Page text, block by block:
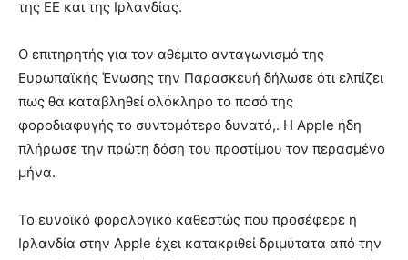
της ΕΕ και της Ιρλανδίας.
Ο επιτηρητής για τον αθέμιτο ανταγωνισμό της
Ευρωπαϊκής Ένωσης την Παρασκευή δήλωσε ότι ελπίζει
πως θα καταβληθεί ολόκληρο το ποσό της
φοροδιαφυγής το συντομότερο δυνατό,. Η Apple ήδη
πλήρωσε την πρώτη δόση του προστίμου τον περασμένο
μήνα.
Το ευνοϊκό φορoλογικό καθεστώς που προσέφερε η
Ιρλανδία στην Apple έχει κατακριθεί δριμύτατα από την